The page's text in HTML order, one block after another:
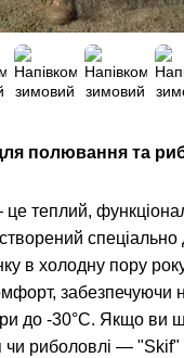
полювання та
теплий,
в холодну пору
забезпечуючи
до -30°C. Якщо ви
чи риболовлі —